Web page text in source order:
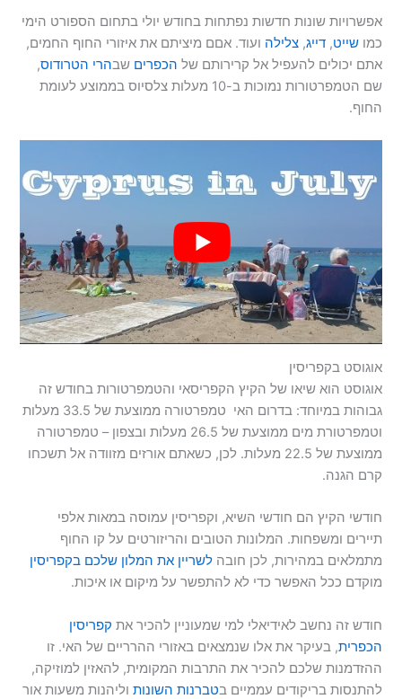
אפשרויות שונות חדשות נפתחות בחודש יולי בתחום הספורט הימי
כמושייט,דייג,צלילה ועוד. אםם מיציתם את איזורי החוף החמים,
אתם יכולים להעפיל אל קרירותם של הכפרים שבהרי הטרודוס,
שם הטמפרטורות נמוכות ב-10 מעלות צלסיוס בממוצע לעומת
החוף.
אוגוסט בקפריסין
אוגוסט הוא שיאו של הקיץ הקפריסאי והטמפרטורות בחודש זה
גבוהות במיוחד: בדרום האי טמפרטורה ממוצעת של 33.5 מעלות
וטמפרטורת מים ממוצעת של 26.5 מעלות ובצפון – טמפרטורה
ממוצעת של 22.5 מעלות. לכן, כשאתם אורזים מזוודה אל תשכחו
קרם הגנה.
חודשי הקיץ הם חודשי השיא, וקפריסין עמוסה במאות אלפי
תיירים ומשפחות. המלונות הטובים והריזורטים על קו החוף
מתמלאים במהירות, לכן חובהלשריין את המלון שלכם בקפריסין
מוקדם ככל האפשר כדי לא להתפשר על מיקום או איכות.
חודש זה נחשב לאידיאלי למי שמעוניין להכיר את קפריסין
הכפרית, בעיקר את אלו שנמצאים באזורי ההרריים של האי. זו
ההזדמנות שלכם להכיר את התרבות המקומית, להאזין למוזיקה,
להתנסות בריקודים עממיים בטברנות השונות וליהנות משעות אור